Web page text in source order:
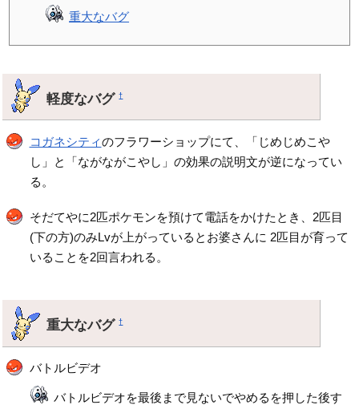
重大なバグ
軽度なバグ†
コガネシティのフラワーショップにて、「じめじめこや
し」と「ながながこやし」の効果の説明文が逆になってい
る。
そだてやに2匹ポケモンを預けて電話をかけたとき、2匹目
(下の方)のみLvが上がっているとお婆さんに 2匹目が育って
いることを2回言われる。
重大なバグ†
バトルビデオ
バトルビデオを最後まで見ないでやめるを押した後す